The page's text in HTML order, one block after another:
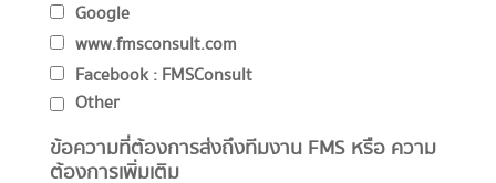
Google
www.fmsconsult.com
Facebook : FMSConsult
Other
ข้อความที่ต้องการส่งถึงทีมงาน FMS หรือ ความ
ต้องการเพิ่มเติม